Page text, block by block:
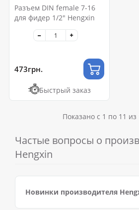
Разъем DIN female 7-16
для фидер 1/2" Hengxin
473грн.
Быстрый заказ
Показано с 1 по 11
Частые вопросы о
Hengxin
Новинки производителя